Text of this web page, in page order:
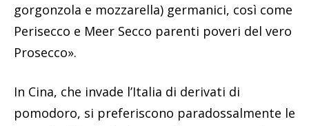
gorgonzola e mozzarella) germanici, così come
Perisecco e Meer Secco parenti poveri del vero
Prosecco».
In Cina, che invade l’Italia di derivati di
pomodoro, si preferiscono paradossalmente le